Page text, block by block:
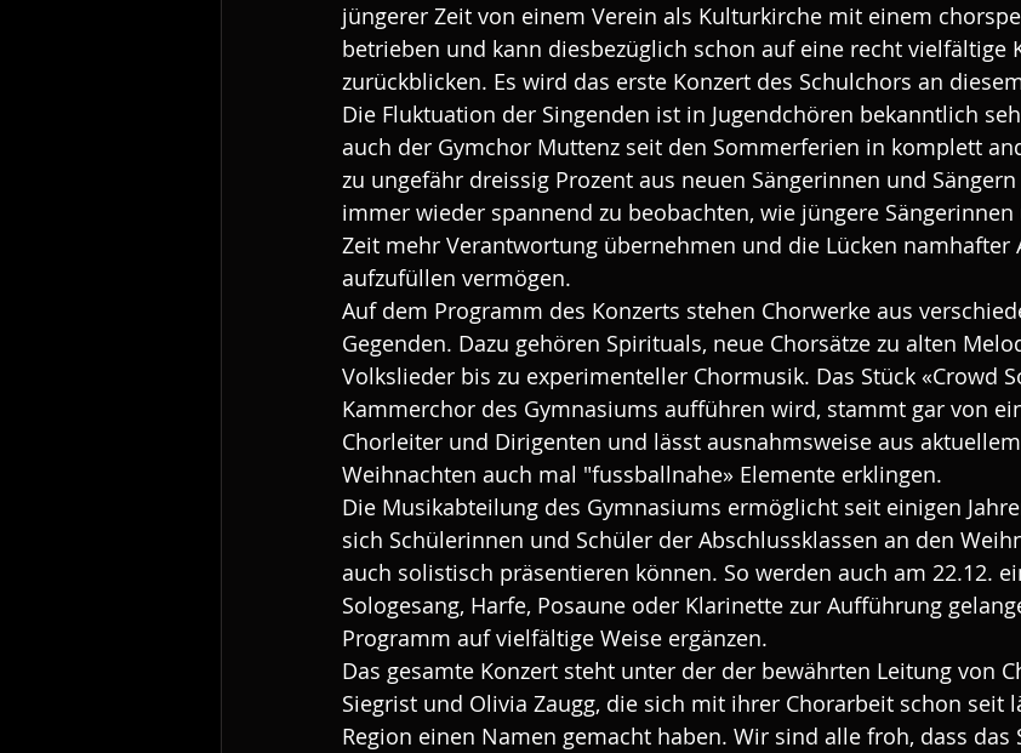
jüngerer Zeit von einem Verein als Kulturkirche mit einem
betrieben und kann diesbezüglich schon auf eine recht vielfältige
zurückblicken. Es wird das erste Konzert des Schulchors an
Die Fluktuation der Singenden ist in Jugendchören bekanntlich
auch der Gymchor Muttenz seit den Sommerferien in komplett
zu ungefähr dreissig Prozent aus neuen Sängerinnen und
immer wieder spannend zu beobachten, wie jüngere
Zeit mehr Verantwortung übernehmen und die Lücken namhafter
aufzufüllen vermögen.
Auf dem Programm des Konzerts stehen Chorwerke aus
Gegenden. Dazu gehören Spirituals, neue Chorsätze zu alten
Volkslieder bis zu experimenteller Chormusik. Das Stück «Crowd
Kammerchor des Gymnasiums aufführen wird, stammt gar von
Chorleiter und Dirigenten und lässt ausnahmsweise aus
Weihnachten auch mal "fussballnahe» Elemente erklingen.
Die Musikabteilung des Gymnasiums ermöglicht seit einigen
sich Schülerinnen und Schüler der Abschlussklassen an den
auch solistisch präsentieren können. So werden auch am 22.12.
Sologesang, Harfe, Posaune oder Klarinette zur Aufführung
Programm auf vielfältige Weise ergänzen.
Das gesamte Konzert steht unter der der bewährten Leitung von
Siegrist und Olivia Zaugg, die sich mit ihrer Chorarbeit schon seit
Region einen Namen gemacht haben. Wir sind alle froh, dass das